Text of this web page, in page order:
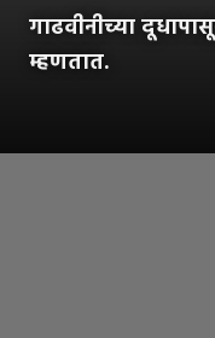
गाढवीनीच्या
म्हणतात.